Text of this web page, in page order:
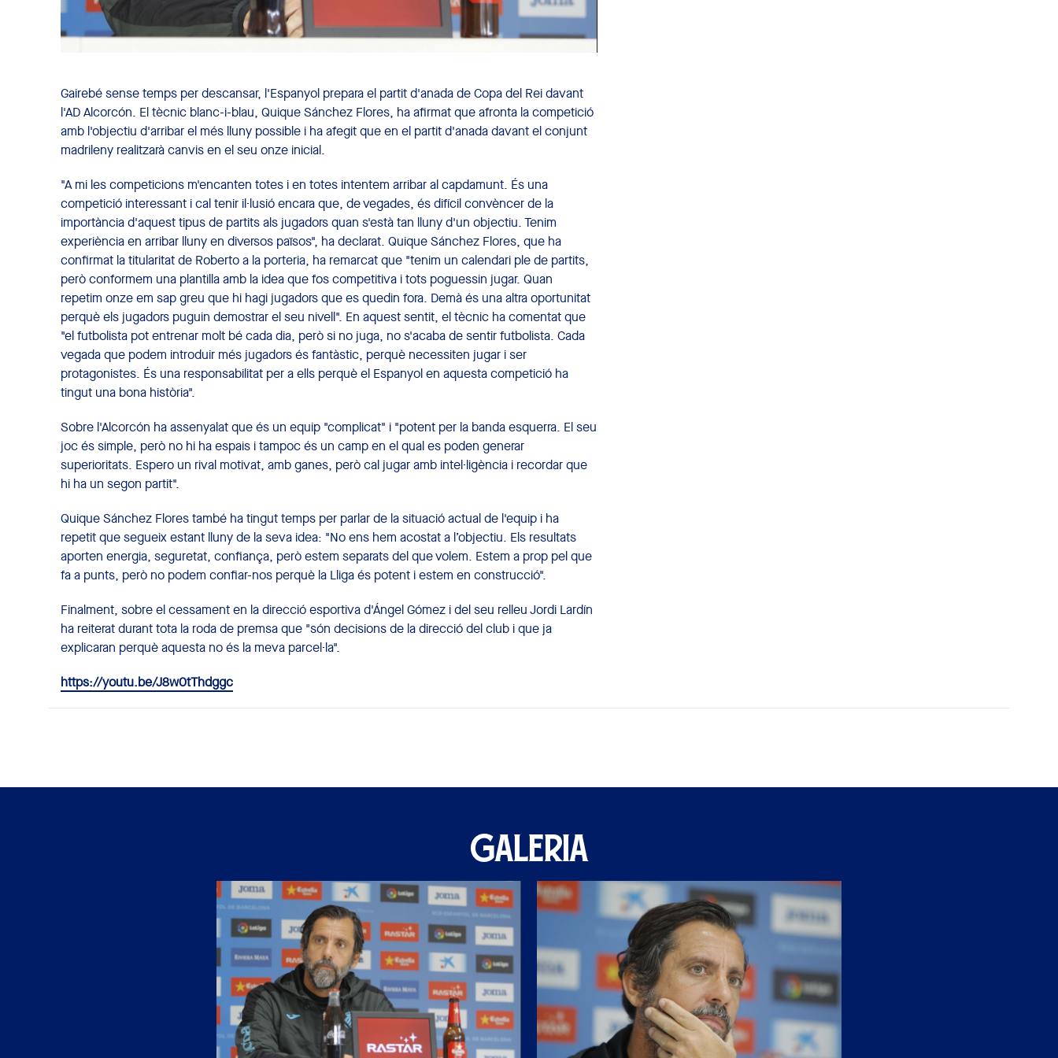
Gairebé sense temps per descansar, l'Espanyol prepara el partit d'anada de Copa del Rei davant
l'AD Alcorcón. El tècnic blanc-i-blau, Quique Sánchez Flores, ha afirmat que afronta la competició
amb l'objectiu d'arribar el més lluny possible i ha afegit que en el partit d'anada davant el conjunt
madrileny realitzarà canvis en el seu onze inicial.
"A mi les competicions m'encanten totes i en totes intentem arribar al capdamunt. És una
competició interessant i cal tenir il·lusió encara que, de vegades, és difícil convèncer de la
importància d'aquest tipus de partits als jugadors quan s'està tan lluny d'un objectiu. Tenim
experiència en arribar lluny en diversos països", ha declarat. Quique Sánchez Flores, que ha
confirmat la titularitat de Roberto a la porteria, ha remarcat que "tenim un calendari ple de partits,
però conformem una plantilla amb la idea que fos competitiva i tots poguessin jugar. Quan
repetim onze em sap greu que hi hagi jugadors que es quedin fora. Demà és una altra oportunitat
perquè els jugadors puguin demostrar el seu nivell". En aquest sentit, el tècnic ha comentat que
"el futbolista pot entrenar molt bé cada dia, però si no juga, no s'acaba de sentir futbolista. Cada
vegada que podem introduir més jugadors és fantàstic, perquè necessiten jugar i ser
protagonistes. És una responsabilitat per a ells perquè el Espanyol en aquesta competició ha
tingut una bona història".
Sobre l'Alcorcón ha assenyalat que és un equip "complicat" i "potent per la banda esquerra. El seu
joc és simple, però no hi ha espais i tampoc és un camp en el qual es poden generar
superioritats. Espero un rival motivat, amb ganes, però cal jugar amb intel·ligència i recordar que
hi ha un segon partit".
Quique Sánchez Flores també ha tingut temps per parlar de la situació actual de l'equip i ha
repetit que segueix estant lluny de la seva idea: "No ens hem acostat a l’objectiu. Els resultats
aporten energia, seguretat, confiança, però estem separats del que volem. Estem a prop pel que
fa a punts, però no podem confiar-nos perquè la Lliga és potent i estem en construcció".
Finalment, sobre el cessament en la direcció esportiva d'Ángel Gómez i del seu relleu Jordi Lardín
ha reiterat durant tota la roda de premsa que "són decisions de la direcció del club i que ja
explicaran perquè aquesta no és la meva parcel·la".
https://youtu.be/J8w0tThdggc
GALERIA